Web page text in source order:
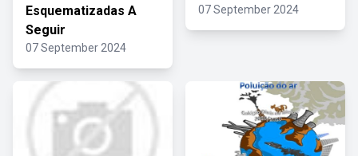
Esquematizadas A
Seguir
07 September 2024
07 September 2024